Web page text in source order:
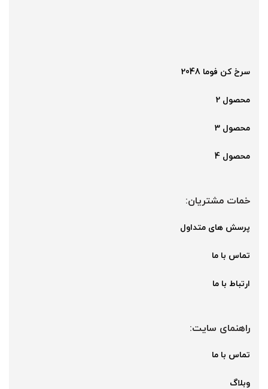
سرخ کن فوما 2048
محصول 2
محصول 3
محصول 4
خمات مشتریان:
پرسش های متداول
تماس با ما
ارتباط با ما
راهنمای سایت:
تماس با ما
وبلاگ